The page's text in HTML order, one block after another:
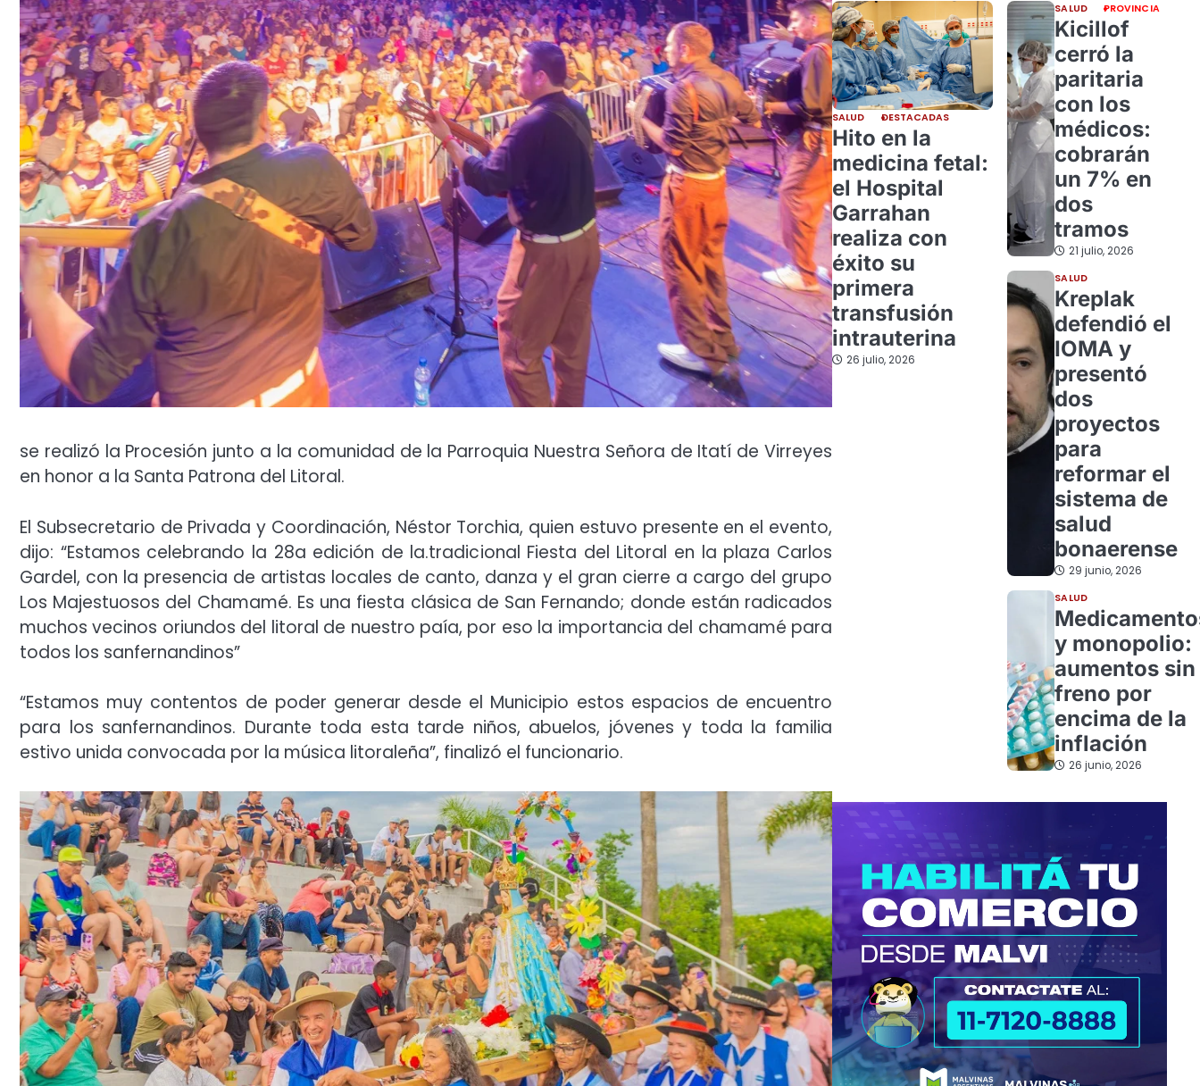
se realizó la Procesión junto a la comunidad de la Parroquia Nuestra Señora de Itatí de Virreyes
en honor a la Santa Patrona del Litoral.
El Subsecretario de Privada y Coordinación, Néstor Torchia, quien estuvo presente en el evento,
dijo: “Estamos celebrando la 28a edición de la.tradicional Fiesta del Litoral en la plaza Carlos
Gardel, con la presencia de artistas locales de canto, danza y el gran cierre a cargo del grupo
Los Majestuosos del Chamamé. Es una fiesta clásica de San Fernando; donde están radicados
muchos vecinos oriundos del litoral de nuestro paía, por eso la importancia del chamamé para
todos los sanfernandinos”
“Estamos muy contentos de poder generar desde el Municipio estos espacios de encuentro
para los sanfernandinos. Durante toda esta tarde niños, abuelos, jóvenes y toda la familia
estivo unida convocada por la música litoraleña”, finalizó el funcionario.
SALUD DESTACADAS
Hito en la
medicina fetal:
el Hospital
Garrahan
realiza con
éxito su
primera
transfusión
intrauterina
26 julio, 2026
SALUD PROVINCIA
Kicillof
cerró la
paritaria
con los
médicos:
cobrarán
un 7% en
dos
tramos
21 julio, 2026
SALUD
Kreplak
defendió el
IOMA y
presentó
dos
proyectos
para
reformar el
sistema de
salud
bonaerense
29 junio, 2026
SALUD
y monopolio:
aumentos sin
freno por
encima de la
inflación
26 junio, 2026